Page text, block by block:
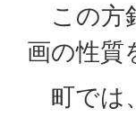
この方
画の性質
町では